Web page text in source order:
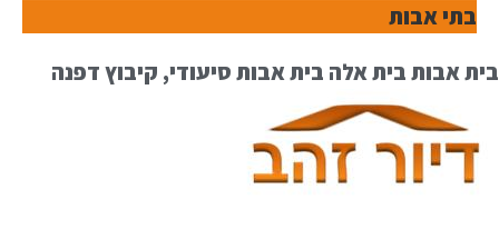
בתי אבות
בית אבות בית אלה בית אבות סיעודי, קיבוץ דפנה